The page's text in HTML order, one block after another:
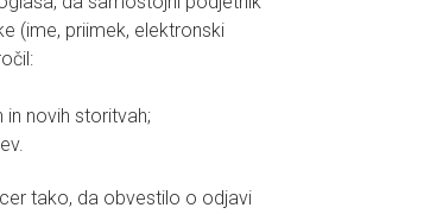
(ime, priimek, elektronski
novih storitvah;
tako, da obvestilo o odjavi